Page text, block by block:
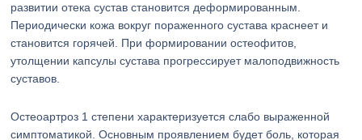
развитии отека сустав становится деформированным.
Периодически кожа вокруг пораженного сустава краснеет и
становится горячей. При формировании остеофитов,
утолщении капсулы сустава прогрессирует малоподвижность
суставов.
Остеоартроз 1 степени характеризуется слабо выраженной
симптоматикой. Основным проявлением будет боль, которая